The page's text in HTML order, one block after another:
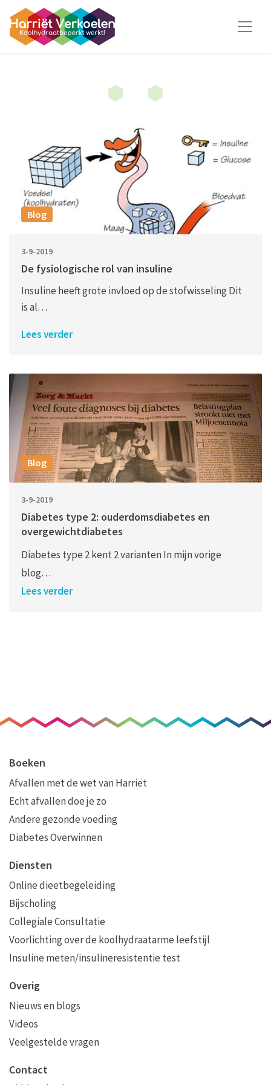
Blog
3-9-2019
De fysiologische rol van insuline
Insuline heeft grote invloed op de stofwisseling Dit
is al…
Lees verder
Blog
3-9-2019
Diabetes type 2: ouderdomsdiabetes en
overgewichtdiabetes
Diabetes type 2 kent 2 varianten In mijn vorige
blog…
Lees verder
Boeken
Afvallen met de wet van Harriët
Echt afvallen doe je zo
Andere gezonde voeding
Diabetes Overwinnen
Diensten
Online dieetbegeleiding
Bijscholing
Collegiale Consultatie
Voorlichting over de koolhydraatarme leefstijl
Insuline meten/insulineresistentie test
Overig
Nieuws en blogs
Videos
Veelgestelde vragen
Contact